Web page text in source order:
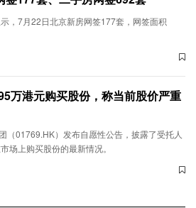
，7月22日北京新房网签177套，网签面积
万港元购买股份，称当前股价严重
（01769.HK）发布自愿性公告，披露了受托人
场上购买股份的最新情况。